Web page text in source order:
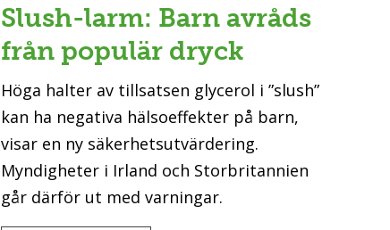
Slush-larm: Barn avråds
från populär dryck
Höga halter av tillsatsen glycerol i ”slush”
kan ha negativa hälsoeffekter på barn,
visar en ny säkerhetsutvärdering.
Myndigheter i Irland och Storbritannien
går därför ut med varningar.